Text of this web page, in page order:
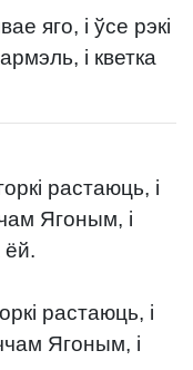
яго, і ўсе рэкі
і кветка
растаюць, і
Ягоным, і
ёй.
растаюць, і
Ягоным, і